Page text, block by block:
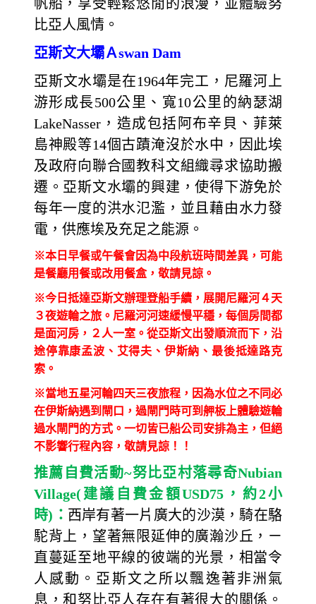
帆船，享受輕鬆悠閒的浪漫，並體驗努
比亞人風情。
亞斯文大壩Ａswan Dam
亞斯文水壩是在1964年完工，尼羅河上
游形成長500公里、寬10公里的納瑟湖
LakeNasser，造成包括阿布辛貝、菲萊
島神殿等14個古蹟淹沒於水中，因此埃
及政府向聯合國教科文組織尋求協助搬
遷。亞斯文水壩的興建，使得下游免於
每年一度的洪水氾濫，並且藉由水力發
電，供應埃及充足之能源。
※本日早餐或午餐會因為中段航班時間差異，可能
是餐廳用餐或改用餐盒，敬請見諒。
※今日抵達亞斯文辦理登船手續，展開尼羅河４天
３夜遊輪之旅。尼羅河河速緩慢平穩，每個房間都
是面河房，２人一室。從亞斯文出發順流而下，沿
途停靠康孟波、艾得夫、伊斯納、最後抵達路克
索。
※當地五星河輪四天三夜旅程，因為水位之不同必
在伊斯納遇到閘口，過閘門時可到舺板上體驗遊輪
過水閘門的方式。一切皆已船公司安排為主，但絕
不影響行程內容，敬請見諒！！
推薦自費活動~努比亞村落尋奇Nubian
Village( 建議自費金額USD75，約2小
時) ： 西岸有著一片廣大的沙漠，騎在駱
駝背上，望著無限延伸的廣瀚沙丘，ㄧ
直蔓延至地平線的彼端的光景，相當令
人感動。亞斯文之所以飄逸著非洲氣
息，和努比亞人存在有著很大的關係。